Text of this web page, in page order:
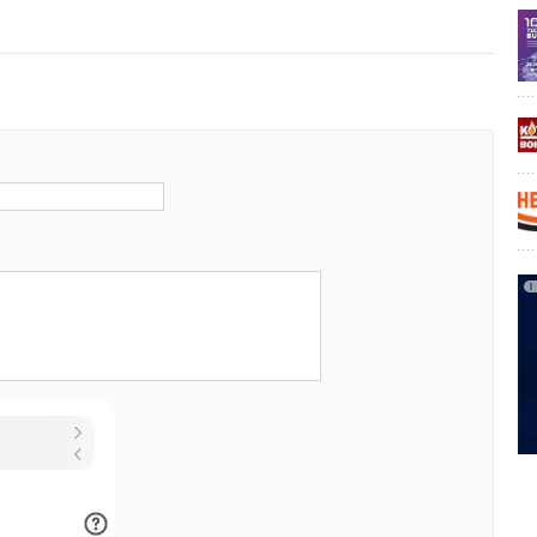
и умных технологий управления. Основана в 2016
комментарии к новости (
на специальной установке — печи,
пожар внутри объекта и оценить его влияние
состояний конструкции с предельно возможным
предел огнестойкости REI 90 (не менее 1,5
№123 «Технический регламент о требованиях пожарной